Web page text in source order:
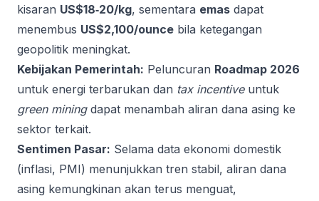
kisaran US$18‑20/kg, sementara emas dapat
menembus US$2,100/ounce bila ketegangan
geopolitik meningkat.
Kebijakan Pemerintah: Peluncuran Roadmap 2026
untuk energi terbarukan dan tax incentiveuntuk
green miningdapat menambah aliran dana asing ke
sektor terkait.
Sentimen Pasar: Selama data ekonomi domestik
(inflasi, PMI) menunjukkan tren stabil, aliran dana
asing kemungkinan akan terus menguat,